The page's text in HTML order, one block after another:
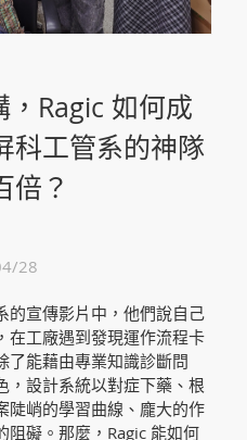
Ragic 如何成
科工管系的神隊
倍？
28
的宣傳影片中，他們說自己
在工廠遇到發現運作流程卡
了能藉由專業知識診斷問
，設計系統以對症下藥、根
陡峭的學習曲線、龐大的作
阻礙。那麼，Ragic 能如何